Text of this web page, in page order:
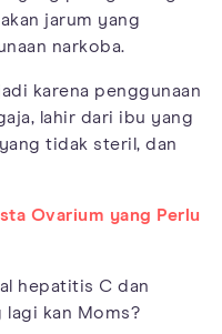
jarum yang
narkoba.
karena penggunaan
lahir dari ibu yang
tidak steril, dan
Ovarium yang Perlu
hepatitis C dan
kan Moms?